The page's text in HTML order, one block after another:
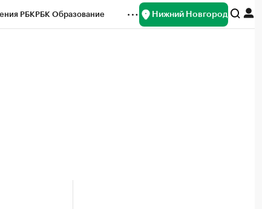
РБКРБК Образование Нижний Новгород